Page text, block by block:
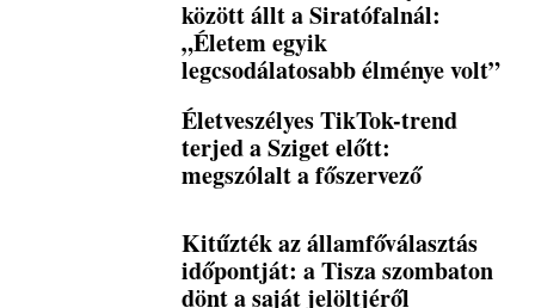
között állt a Siratófalnál:
„Életem egyik
legcsodálatosabb élménye volt”
Életveszélyes TikTok-trend
terjed a Sziget előtt:
megszólalt a főszervező
Kitűzték az államfőválasztás
időpontját: a Tisza szombaton
dönt a saját jelöltjéről